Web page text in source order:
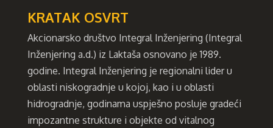
KRATAK OSVRT
Akcionarsko društvo Integral Inženjering (Integral
Inženjering a.d.) iz Laktaša osnovano je 1989.
godine. Integral Inženjering je regionalni lider u
oblasti niskogradnje u kojoj, kao i u oblasti
hidrogradnje, godinama uspješno posluje gradeći
impozantne strukture i objekte od vitalnog